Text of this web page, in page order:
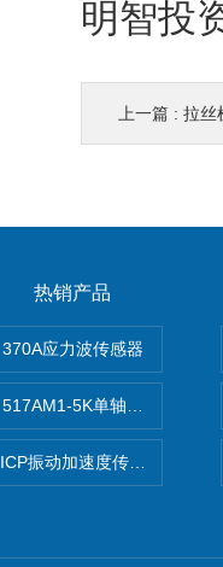
明智投
上一篇 : 拉丝机健
热销产品
370A应力波传感器
517AM1-5K单轴冲击IEPE加
ICP振动加速度传感器